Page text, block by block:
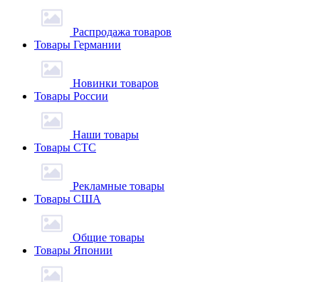
Распродажа товаров
Товары Германии
Новинки товаров
Товары России
Наши товары
Товары СТС
Рекламные товары
Товары США
Общие товары
Товары Японии